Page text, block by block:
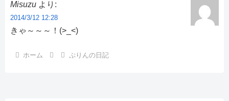
Misuzu より:
2014/3/12 12:28
きゃ～～～！(>_<)
ホーム ぷりんの日記